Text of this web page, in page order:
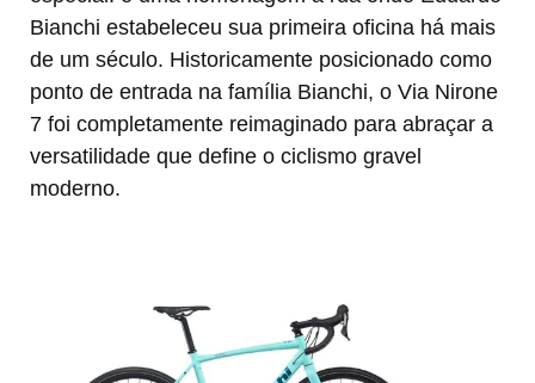
Bianchi estabeleceu sua primeira oficina há mais
de um século. Historicamente posicionado como
ponto de entrada na família Bianchi, o Via Nirone
7 foi completamente reimaginado para abraçar a
versatilidade que define o ciclismo gravel
moderno.